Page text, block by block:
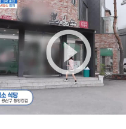
play_circle_outline